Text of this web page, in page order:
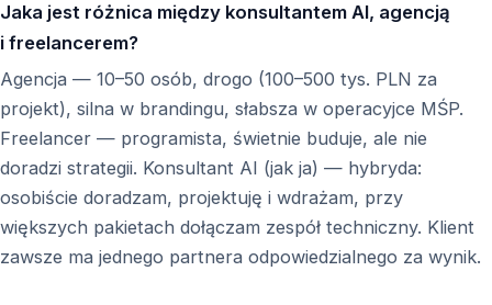
Jaka jest różnica między konsultantem AI, agencją
i freelancerem?
Agencja — 10–50 osób, drogo (100–500 tys. PLN za
projekt), silna w brandingu, słabsza w operacyjce MŚP.
Freelancer — programista, świetnie buduje, ale nie
doradzi strategii. Konsultant AI (jak ja) — hybryda:
osobiście doradzam, projektuję i wdrażam, przy
większych pakietach dołączam zespół techniczny. Klient
zawsze ma jednego partnera odpowiedzialnego za wynik.